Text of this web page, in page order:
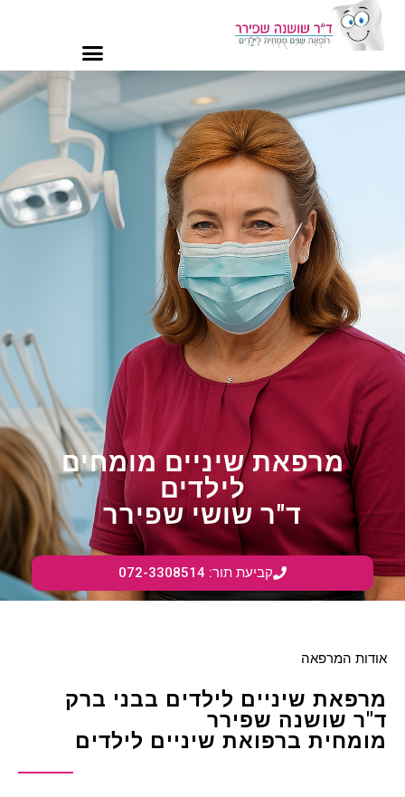
מרפאת שיניים מומחים
לילדים
ד"ר שושי שפירר
קביעת תור: 072-3308514
אודות המרפאה
מרפאת שיניים לילדים בבני ברק
ד"ר שושנה שפירר
מומחית ברפואת שיניים לילדים